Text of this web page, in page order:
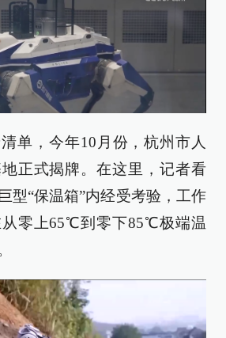
单，今年10月份，杭州市人
正式揭牌。在这里，记者看
型“保温箱”内经受考验，工作
从零上65℃到零下85℃极端温